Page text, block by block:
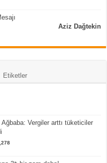
Aziz Dağtekin
Etiketler
Vergiler arttı tüketiciler